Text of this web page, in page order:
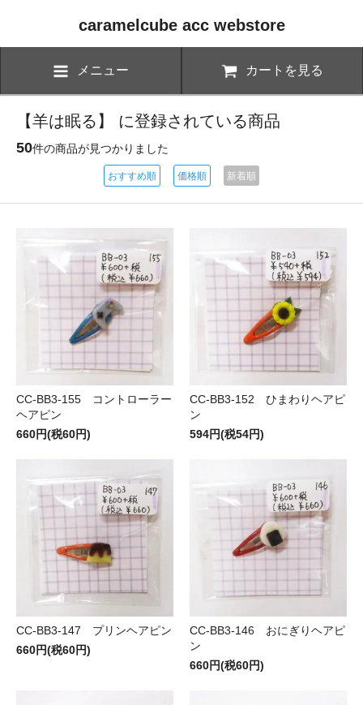
caramelcube acc webstore
メニュー カートを見る
【羊は眠る】 に登録されている商品
50件の商品が見つかりました
おすすめ順 価格順 新着順
CC-BB3-155 コントローラー
ヘアピン
660円(税60円)
CC-BB3-152 ひまわりヘアピ
ン
594円(税54円)
CC-BB3-147 プリンヘアピン
660円(税60円)
CC-BB3-146 おにぎりヘアピ
ン
660円(税60円)